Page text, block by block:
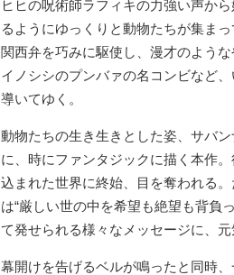
ヒヒの呪術師ラフィキの力強い声か
るようにゆっくりと動物たちが集ま
関西弁を巧みに駆使し、漫才のよう
イノシシのプンバァの名コンビなど
導いてゆく。
動物たちの生き生きとした姿、サバ
に、時にファンタジックに描く本作
込まれた世界に終始、目を奪われる
は“厳しい世の中を希望も絶望も背負
て発せられる様々なメッセージに、元
幕開けを告げるベルが鳴ったと同時